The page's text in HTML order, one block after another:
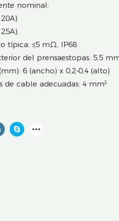
nominal:
típica: ≤5 mΩ, IP68
del prensaestopas: 5,5
6 (ancho) x 0,2-0,4 (alto)
de cable adecuadas: 4 mm²